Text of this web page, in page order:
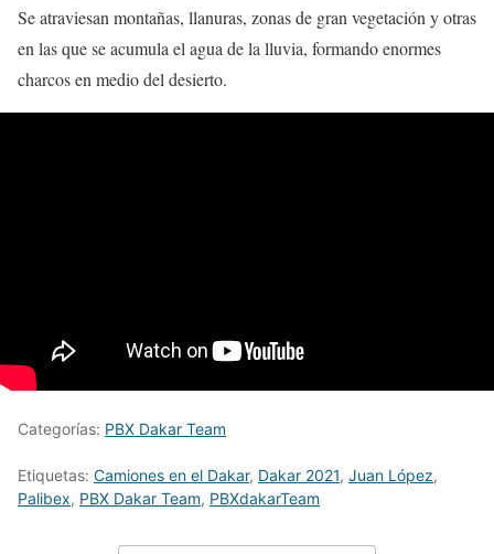
Se atraviesan montañas, llanuras, zonas de gran vegetación y otras
en las que se acumula el agua de la lluvia, formando enormes
charcos en medio del desierto.
Categorías: PBX Dakar Team
Etiquetas: Camiones en el Dakar, Dakar 2021, Juan López,
Palibex, PBX Dakar Team, PBXdakarTeam